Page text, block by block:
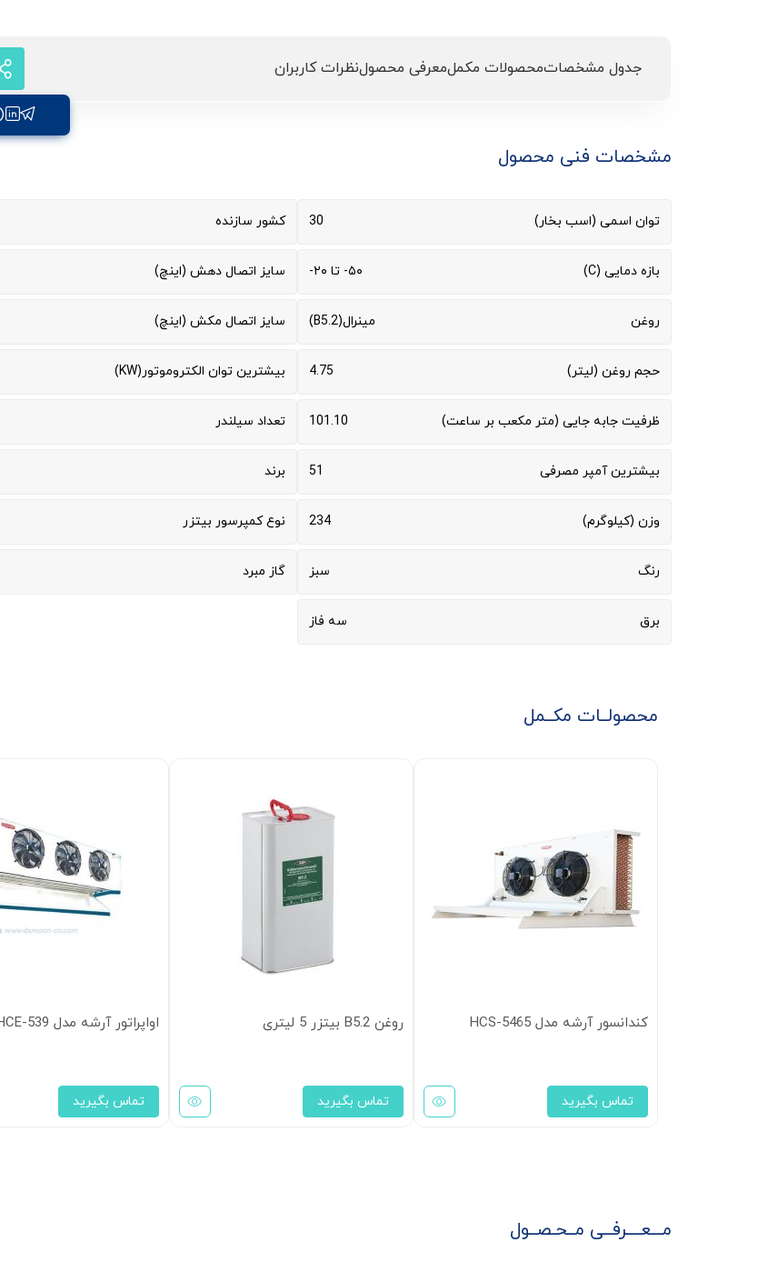
جدول مشخصاتمحصولات مکملمعرفی محصولنظرات کاربران
مشخصات فنی محصول
توان اسمی (اسب بخار) 30
بازه دمایی (C) ۵۰- تا ۲۰-
روغن مینرال(B5.2)
حجم روغن (لیتر) 4.75
ظرفیت جابه جایی (متر مکعب بر ساعت) 101.10
بیشترین آمپر مصرفی 51
وزن (کیلوگرم) 234
رنگ سبز
برق سه فاز
کشور سازنده
سایز اتصال دهش (اینچ)
سایز اتصال مکش (اینچ)
بیشترین توان الکتروموتور(KW)
تعداد سیلندر
برند
نوع کمپرسور بیتزر
گاز مبرد
محصولــات مکــمل
کندانسور آرشه مدل HCS-5465
تماس بگیرید
روغن B5.2 بیتزر 5 لیتری
تماس بگیرید
اواپراتور آرشه مدل HCE-539
تماس بگیرید
مـــعــــرفــی مــحـصــول